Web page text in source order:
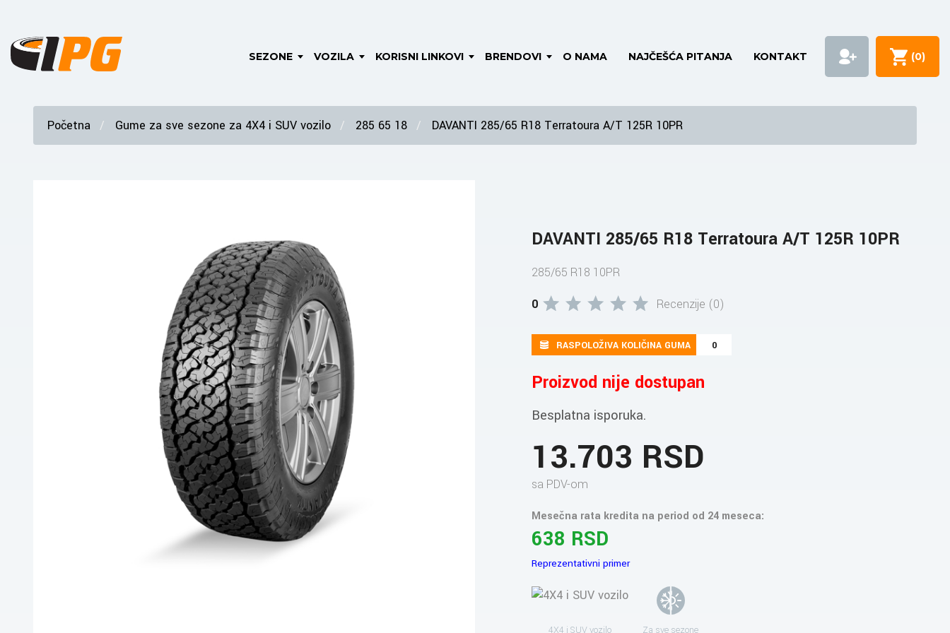
SEZONE VOZILA KORISNI LINKOVI BRENDOVI O NAMA NAJČEŠĆA PITANJA KONTAKT (0)
Početna Gume za sve sezone za 4X4 i SUV vozilo 285 65 18 DAVANTI 285/65 R18 Terratoura A/T 125R 10PR
DAVANTI 285/65 R18 Terratoura A/T 125R 10PR
285/65 R18 10PR
0
Recenzije (0)
RASPOLOŽIVA KOLIČINA GUMA 0
Proizvod nije dostupan
Besplatna isporuka.
13.703 RSD
sa PDV-om
Mesečna rata kredita na period od 24 meseca:
638 RSD
Reprezentativni primer
4X4 i SUV vozilo Za sve sezone